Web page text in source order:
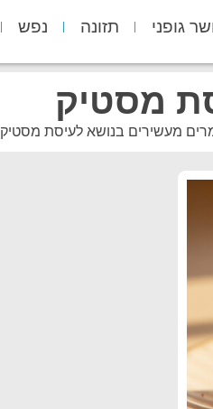
גופני תזונה נפש
מסטיק
מעשירים בנושא לעיסת מסטיק